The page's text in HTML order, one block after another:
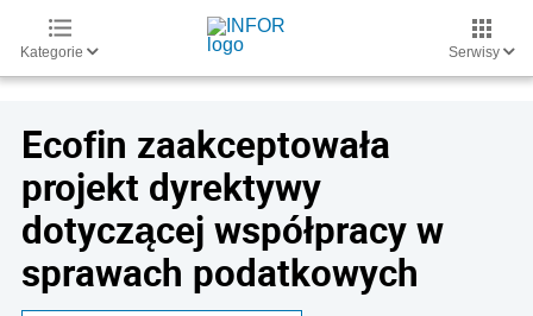
Kategorie Serwisy
Ecofin zaakceptowała
projekt dyrektywy
dotyczącej współpracy w
sprawach podatkowych